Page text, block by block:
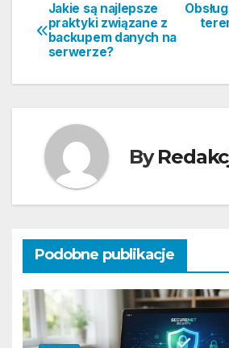
Jakie są najlepsze
praktyki związane z
backupem danych na
serwerze?
By
Podobne publikacje